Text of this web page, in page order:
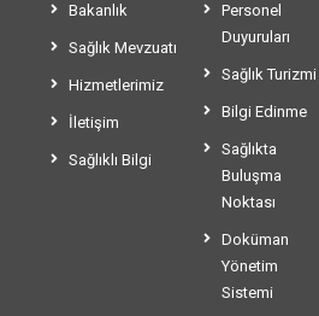
Bakanlık
Sağlık Mevzuatı
Hizmetlerimiz
İletişim
Sağlıklı Bilgi
Personel
Duyuruları
Sağlık Turizmi
Bilgi Edinme
Sağlıkta
Buluşma
Noktası
Doküman
Yönetim
Sistemi